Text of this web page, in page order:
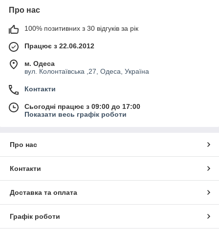
Про нас
100% позитивних з 30 відгуків за рік
Працює з 22.06.2012
м. Одеса
вул. Колонтаївська ,27, Одеса, Україна
Контакти
Сьогодні працює з 09:00 до 17:00
Показати весь графік роботи
Про нас
Контакти
Доставка та оплата
Графік роботи